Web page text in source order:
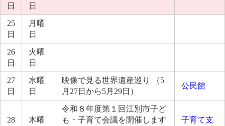
日
日
25
日
月曜
日
26
日
火曜
日
27
日
水曜
日
映像で見る世界遺産巡り （5
月27日から5月29日）
公民館
28
木曜
令和８年度第１回江別市子ど
も・子育て会議を開催します
子育て支